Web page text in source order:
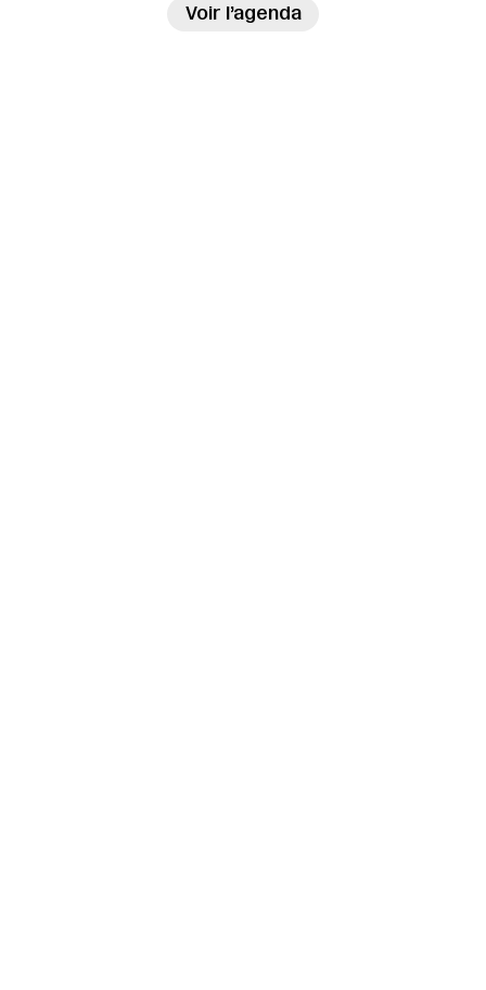
Voir l’agenda